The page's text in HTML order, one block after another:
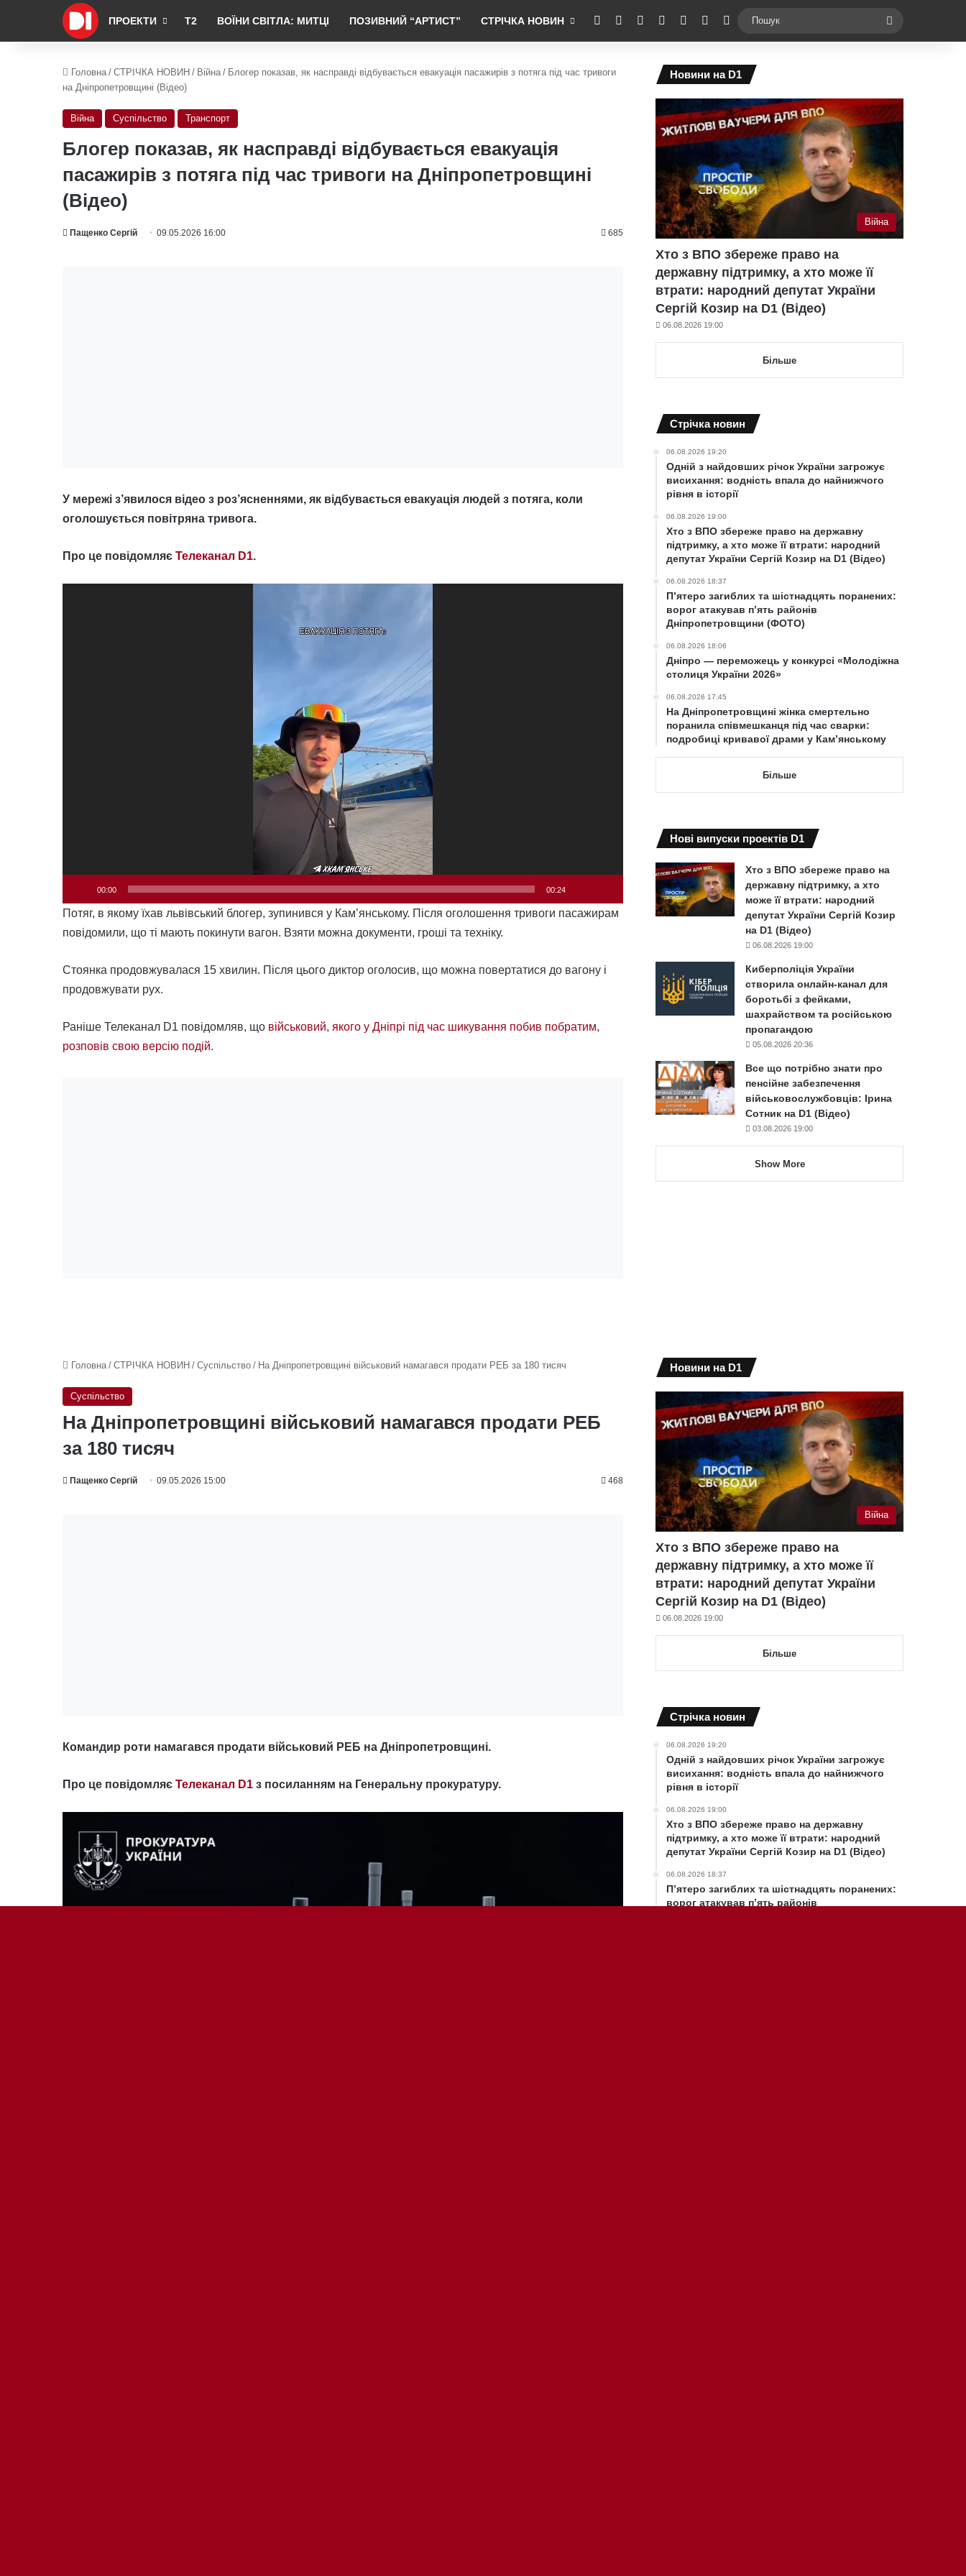
ПРОЕКТИ Т2 ВОЇНИ СВІТЛА: МИТЦІ ПОЗИВНИЙ “АРТИСТ” СТРІЧКА НОВИН RSS Facebook YouTubeInstagramTelegramSwitch skin
Головна / СТРІЧКА НОВИН / Війна / Блогер показав, як насправді відбувається евакуація пасажирів з потяга під час тривоги
на Дніпропетровщині (Відео)
Війна Суспільство Транспорт
Блогер показав, як насправді відбувається евакуація
пасажирів з потяга під час тривоги на Дніпропетровщині
(Відео)
Пащенко Сергій 09.05.2026 16:00 685
У мережі з’явилося відео з роз’ясненнями, як відбувається евакуація людей з потяга, коли
оголошується повітряна тривога.
Про це повідомляє Телеканал D1.
00:00 00:24
Потяг, в якому їхав львівський блогер, зупинився у Кам’янському. Після оголошення тривоги пасажирам
повідомили, що ті мають покинути вагон. Взяти можна документи, гроші та техніку.
Стоянка продовжувалася 15 хвилин. Після цього диктор оголосив, що можна повертатися до вагону і
продовжувати рух.
Раніше Телеканал D1 повідомляв, що військовий, якого у Дніпрі під час шикування побив побратим,
розповів свою версію подій.
Новини на D1
Війна
Хто з ВПО збереже право на
державну підтримку, а хто може її
втрати: народний депутат України
Сергій Козир на D1 (Відео)
06.08.2026 19:00
Більше
Cтрічка новин
06.08.2026 19:20
Одній з найдовших річок України загрожує
висихання: водність впала до найнижчого
рівня в історії
06.08.2026 19:00
Хто з ВПО збереже право на державну
підтримку, а хто може її втрати: народний
депутат України Сергій Козир на D1 (Відео)
06.08.2026 18:37
П’ятеро загиблих та шістнадцять поранених:
ворог атакував п’ять районів
Дніпропетровщини (ФОТО)
06.08.2026 18:06
Дніпро — переможець у конкурсі «Молодіжна
столиця України 2026»
06.08.2026 17:45
На Дніпропетровщині жінка смертельно
поранила співмешканця під час сварки:
подробиці кривавої драми у Кам’янському
Більше
Нові випуски проектів D1
Хто з ВПО збереже право на
державну підтримку, а хто
може її втрати: народний
депутат України Сергій Козир
на D1 (Відео)
06.08.2026 19:00
Киберполіція України
створила онлайн-канал для
боротьбі з фейками,
шахрайством та російською
пропагандою
05.08.2026 20:36
Все що потрібно знати про
пенсійне забезпечення
військовослужбовців: Ірина
Сотник на D1 (Відео)
03.08.2026 19:00
Show More